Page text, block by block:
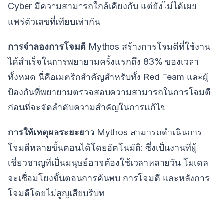
Cyber มีความสามารถใกล้เคียงกัน แต่ยังไม่ได้เผย
แพร่ตัวเลขที่เทียบเท่ากัน
การจำลองการโจมตี Mythos สร้างการโจมตีที่ใช้งาน
ได้สำเร็จในการพยายามครั้งแรกถึง 83% ของเวลา
ทั้งหมด นี่คือเมตริกสำคัญสำหรับทั้ง Red Team และผู้
ป้องกันที่พยายามตรวจสอบความสามารถในการโจมตี
ก่อนที่จะจัดลำดับความสำคัญในการแก้ไข
การให้เหตุผลระยะยาว Mythos สามารถดำเนินการ
โจมตีหลายขั้นตอนได้โดยอัตโนมัติ: ซึ่งเป็นงานที่ผู้
เชี่ยวชาญที่เป็นมนุษย์อาจต้องใช้เวลาหลายวัน โมเดล
จะเชื่อมโยงขั้นตอนการค้นพบ การโจมตี และหลังการ
โจมตีโดยไม่สูญเสียบริบท